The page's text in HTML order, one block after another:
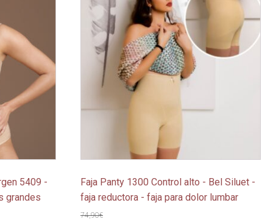
5409 -
grandes
Faja Panty 1300 Control alto - Bel Siluet -
faja reductora - faja para dolor lumbar
74,90€
tiene
múltiples
variantes.
opciones
pueden
de
producto